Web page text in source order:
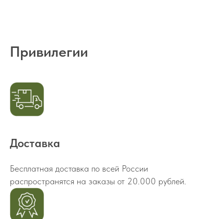
Привилегии
Доставка
Бесплатная доставка по всей России
распространятся на заказы от 20.000 рублей.